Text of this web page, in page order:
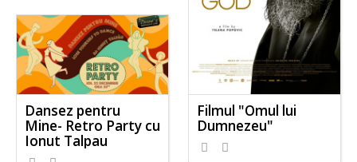
Filmul "Omul lui
Dumnezeu"
Dansez pentru
Mine- Retro Party cu
Ionut Talpau